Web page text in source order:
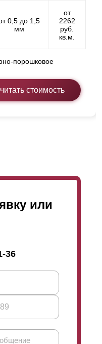
0,5 до 1,5
мм
от
2262
руб.
кв.м.
порошковое
стоимость
или
36